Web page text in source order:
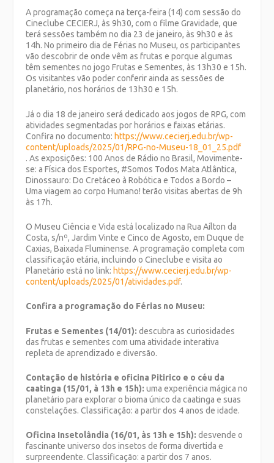
A programação começa na terça-feira (14) com sessão do
Cineclube CECIERJ, às 9h30, com o filme Gravidade, que
terá sessões também no dia 23 de janeiro, às 9h30 e às
14h. No primeiro dia de Férias no Museu, os participantes
vão descobrir de onde vêm as frutas e porque algumas
têm sementes no jogo Frutas e Sementes, às 13h30 e 15h.
Os visitantes vão poder conferir ainda as sessões de
planetário, nos horários de 13h30 e 15h.
Já o dia 18 de janeiro será dedicado aos jogos de RPG, com
atividades segmentadas por horários e faixas etárias.
Confira no documento:https://www.cecierj.edu.br/wp-
content/uploads/2025/01/RPG-no-Museu-18_01_25.pdf
. As exposições: 100 Anos de Rádio no Brasil, Movimente-
se: a Física dos Esportes, #Somos Todos Mata Atlântica,
Dinossauro: Do Cretáceo à Robótica e Todos a Bordo –
Uma viagem ao corpo Humano! terão visitas abertas de 9h
às 17h.
O Museu Ciência e Vida está localizado na Rua Aílton da
Costa, s/nº, Jardim Vinte e Cinco de Agosto, em Duque de
Caxias, Baixada Fluminense. A programação completa com
classificação etária, incluindo o Cineclube e visita ao
Planetário está no link: https://www.cecierj.edu.br/wp-
content/uploads/2025/01/atividades.pdf.
Confira a programação do Férias no Museu:
Frutas e Sementes (14/01):descubra as curiosidades
das frutas e sementes com uma atividade interativa
repleta de aprendizado e diversão.
Contação de história e oficina Pitirico e o céu da
caatinga (15/01, à 13h e 15h): uma experiência mágica no
planetário para explorar o bioma único da caatinga e suas
constelações. Classificação: a partir dos 4 anos de idade.
Oficina Insetolândia (16/01, às 13h e 15h): desvende o
fascinante universo dos insetos de forma divertida e
surpreendente. Classificação: a partir dos 7 anos.